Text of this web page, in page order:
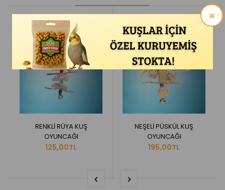
×
RENKLİ RÜYA KUŞ
OYUNCAĞI
125,00TL
NEŞELİ PÜSKÜL KUŞ
OYUNCAĞI
195,00TL